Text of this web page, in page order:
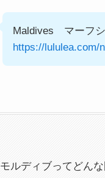
Maldives マーフシ
https://lululea.com/
モルディブってどんな